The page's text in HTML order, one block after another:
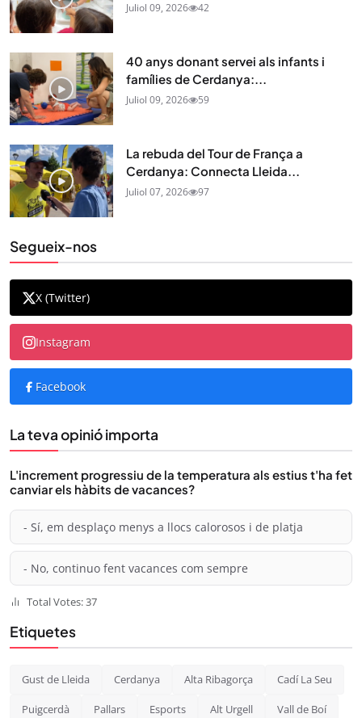
Juliol 09, 2026 42
40 anys donant servei als infants i
famílies de Cerdanya:...
Juliol 09, 2026 59
La rebuda del Tour de França a
Cerdanya: Connecta Lleida...
Juliol 07, 2026 97
Segueix-nos
X (Twitter)
Instagram
Facebook
La teva opinió importa
L'increment progressiu de la temperatura als estius t'ha fet
canviar els hàbits de vacances?
- Sí, em desplaço menys a llocs calorosos i de platja
- No, continuo fent vacances com sempre
Total Votes: 37
Etiquetes
Gust de Lleida Cerdanya Alta Ribagorça Cadí La Seu
Puigcerdà Pallars Esports Alt Urgell Vall de Boí